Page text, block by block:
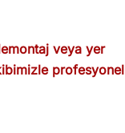
veya yer
profesyonel